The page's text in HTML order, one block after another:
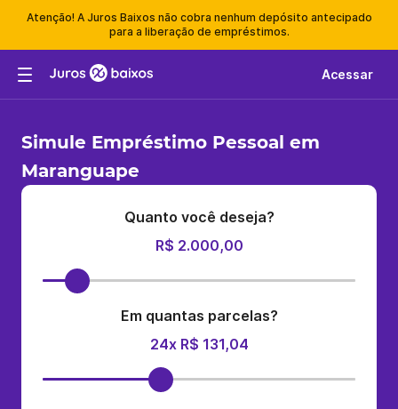
Atenção! A Juros Baixos não cobra nenhum depósito antecipado
para a liberação de empréstimos.
Acessar
Simule Empréstimo Pessoal em
Maranguape
Quanto você deseja?
R$ 2.000,00
Em quantas parcelas?
24x R$ 131,04